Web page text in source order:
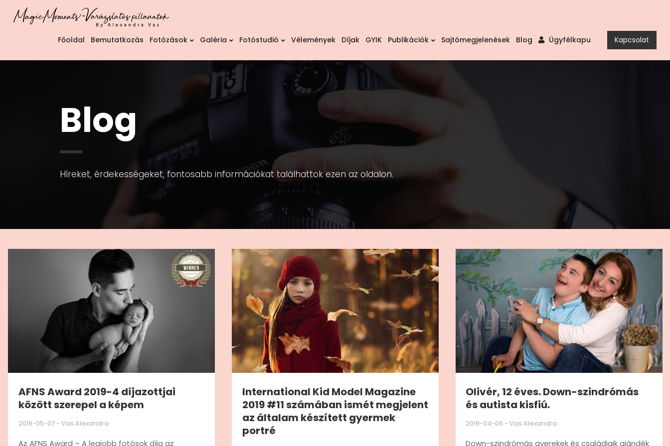
Kapcsolat
Főoldal Bemutatkozás Fotózások Galéria Fotóstudió Vélemények Díjak GYIK Publikációk Sajtómegjelenések Blog Ügyfélkapu
Blog
Híreket, érdekességeket, fontosabb információkat találhattok ezen az oldalon.
AFNS Award 2019-4 díjazottjai
között szerepel a képem
2019-05-07 - Vas Alexandra
Az AFNS Award – A legjobb fotósok díja az
International Kid Model Magazine
2019 #11 számában ismét megjelent
az általam készített gyermek
portré
Olivér, 12 éves. Down-szindrómás
és autista kisfiú.
2019-04-06 -Vas Alexandra
Down-szindrómás gyerekek és családjaik ajándék